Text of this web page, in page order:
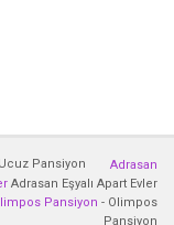
Pansiyon
Adrasan
Adrasan Eşyalı Apart Evler
Pansiyon - Olimpos
Pansiyon